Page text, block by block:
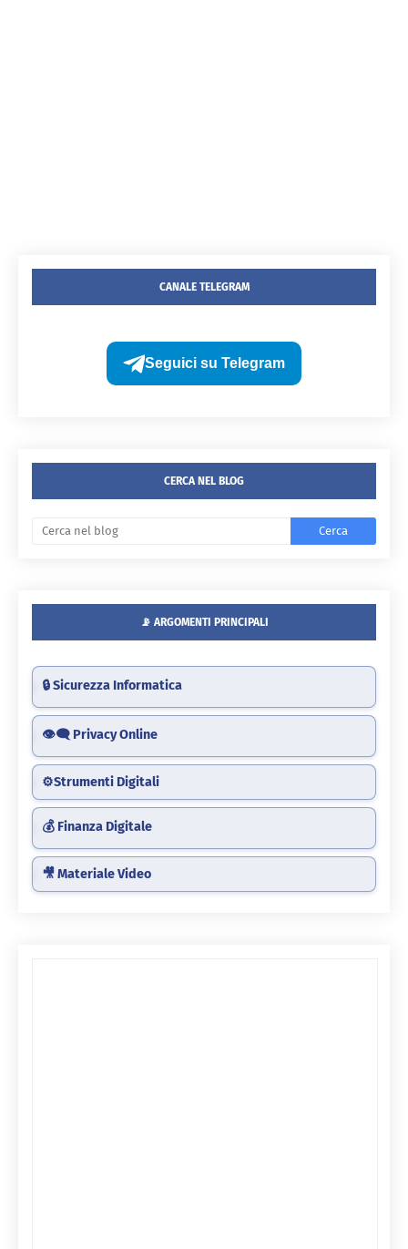
CANALE TELEGRAM
Seguici su Telegram
CERCA NEL BLOG
📡 ARGOMENTI PRINCIPALI
🔒 Sicurezza Informatica
👁️‍🗨️ Privacy Online
⚙️Strumenti Digitali
💰 Finanza Digitale
🎥 Materiale Video